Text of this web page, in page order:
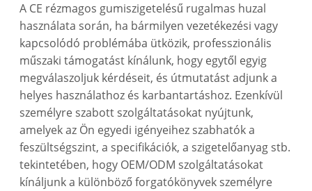
A CE rézmagos gumiszigetelésű rugalmas huzal
használata során, ha bármilyen vezetékezési vagy
kapcsolódó problémába ütközik, professzionális
műszaki támogatást kínálunk, hogy egytől egyig
megválaszoljuk kérdéseit, és útmutatást adjunk a
helyes használathoz és karbantartáshoz. Ezenkívül
személyre szabott szolgáltatásokat nyújtunk,
amelyek az Ön egyedi igényeihez szabhatók a
feszültségszint, a specifikációk, a szigetelőanyag stb.
tekintetében, hogy OEM/ODM szolgáltatásokat
kínáljunk a különböző forgatókönyvek személyre